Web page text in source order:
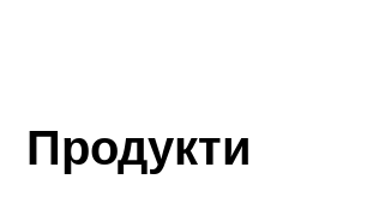
Продукти